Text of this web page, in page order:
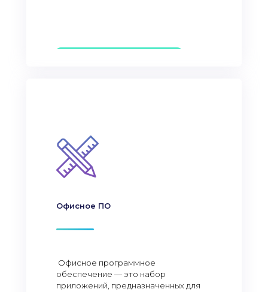
Офисное ПО
Офисное программное
обеспечение — это набор
приложений, предназначенных для